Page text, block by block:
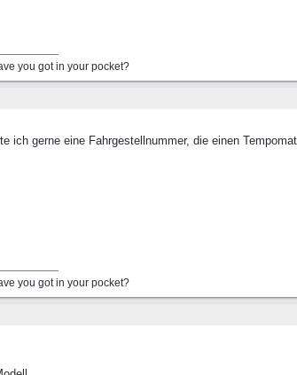
you got in your pocket?
ich gerne eine Fahrgestellnummer, die einen
you got in your pocket?